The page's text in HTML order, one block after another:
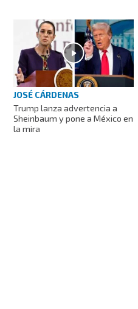
JOSÉ CÁRDENAS
Trump lanza advertencia a
Sheinbaum y pone a México en
la mira